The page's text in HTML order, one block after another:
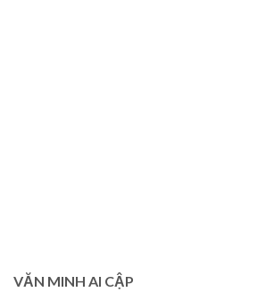
VĂN MINH AI CẬP